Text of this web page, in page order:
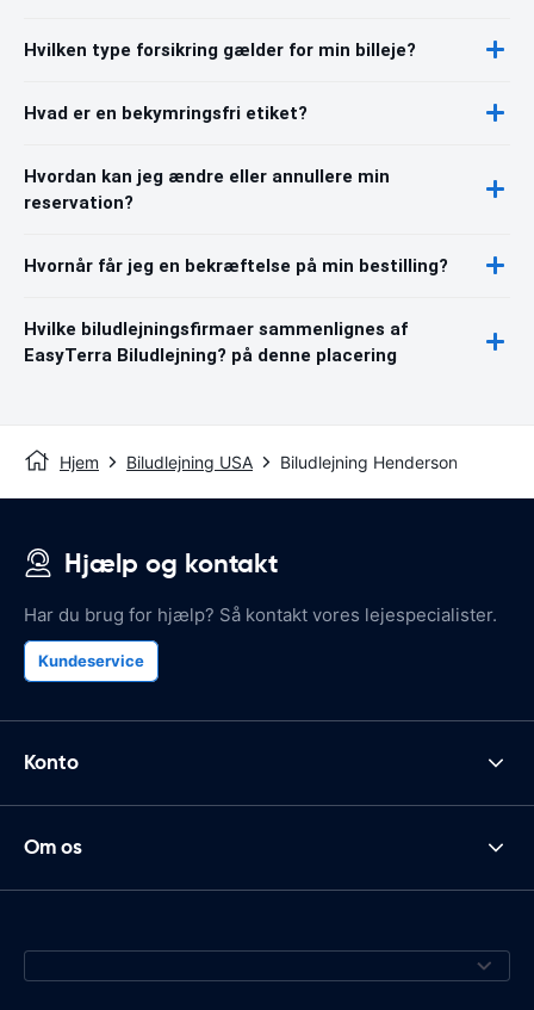
Hvilken type forsikring gælder for min billeje?
Hvad er en bekymringsfri etiket?
Hvordan kan jeg ændre eller annullere min
reservation?
Hvornår får jeg en bekræftelse på min bestilling?
Hvilke biludlejningsfirmaer sammenlignes af
EasyTerra Biludlejning? på denne placering
Hjem Biludlejning USA Biludlejning Henderson
Hjælp og kontakt
Har du brug for hjælp? Så kontakt vores lejespecialister.
Kundeservice
Konto
Om os